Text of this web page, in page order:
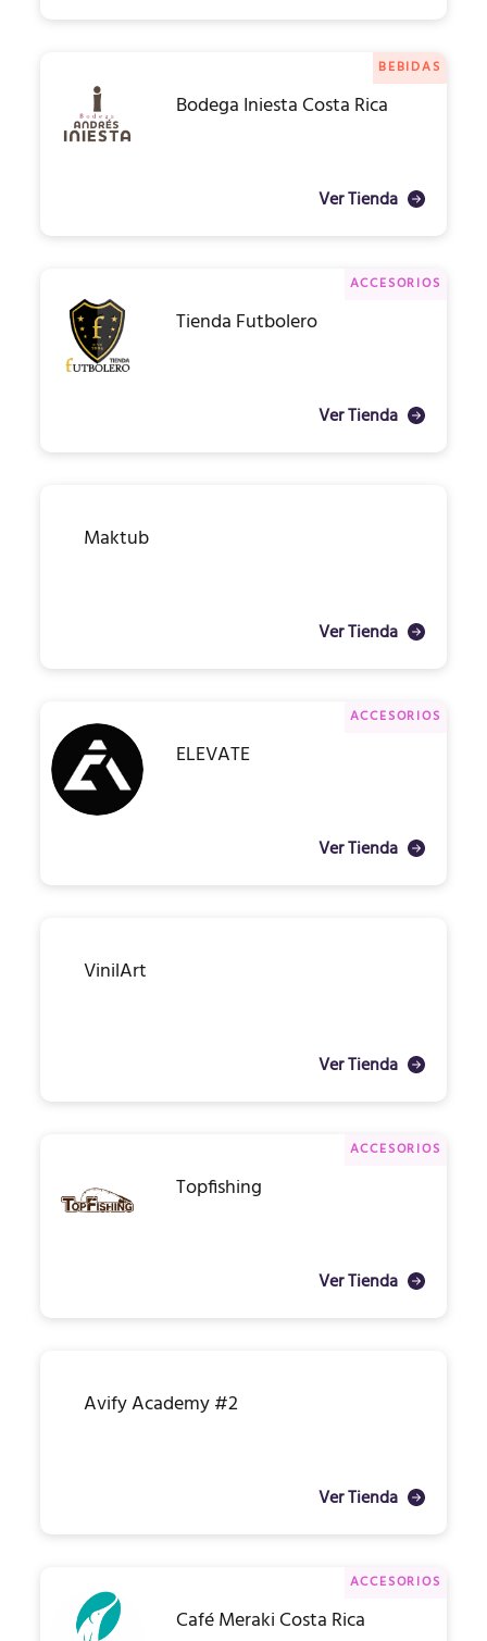
BEBIDAS
Bodega Iniesta Costa Rica
Ver Tienda
ACCESORIOS
Tienda Futbolero
Ver Tienda
Maktub
Ver Tienda
ACCESORIOS
ELEVATE
Ver Tienda
VinilArt
Ver Tienda
ACCESORIOS
Topfishing
Ver Tienda
Avify Academy #2
Ver Tienda
ACCESORIOS
Café Meraki Costa Rica